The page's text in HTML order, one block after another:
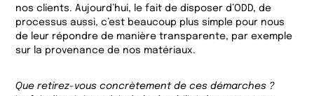
nos clients. Aujourd’hui, le fait de disposer d’ODD, de
processus aussi, c’est beaucoup plus simple pour nous
de leur répondre de manière transparente, par exemple
sur la provenance de nos matériaux.
Que retirez-vous concrètement de ces démarches ?